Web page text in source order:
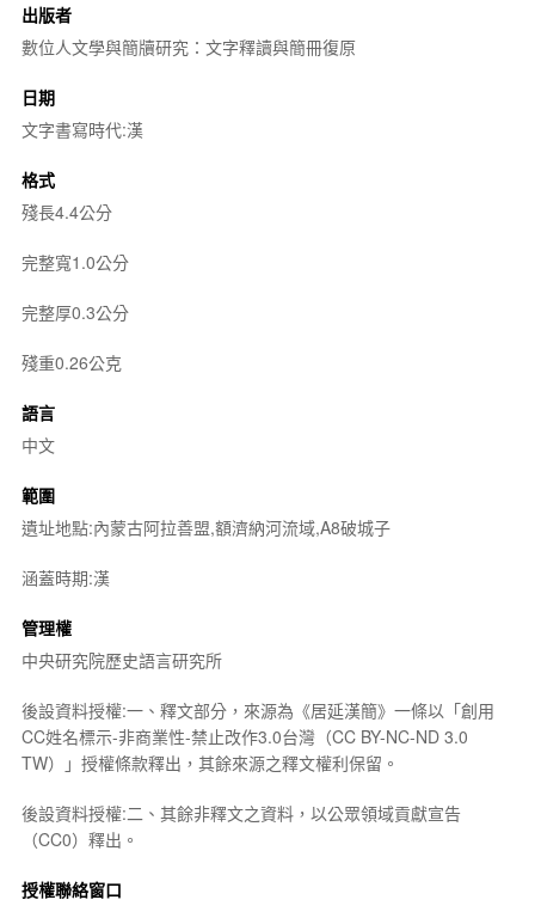
出版者
數位人文學與簡牘研究：文字釋讀與簡冊復原
日期
文字書寫時代:漢
格式
殘長4.4公分
完整寬1.0公分
完整厚0.3公分
殘重0.26公克
語言
中文
範圍
遺址地點:內蒙古阿拉善盟,額濟納河流域,A8破城子
涵蓋時期:漢
管理權
中央研究院歷史語言研究所
後設資料授權:一、釋文部分，來源為《居延漢簡》一條以「創用
CC姓名標示-非商業性-禁止改作3.0台灣（CC BY-NC-ND 3.0
TW）」授權條款釋出，其餘來源之釋文權利保留。
後設資料授權:二、其餘非釋文之資料，以公眾領域貢獻宣告
（CC0）釋出。
授權聯絡窗口